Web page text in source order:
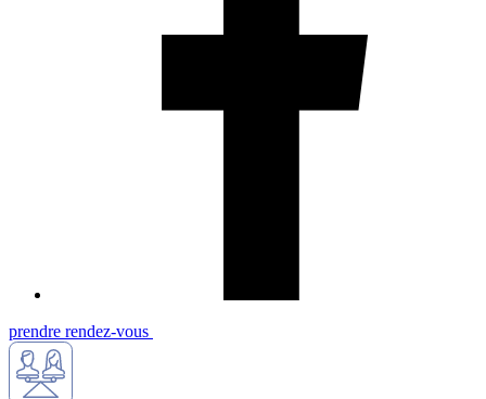
prendre rendez-vous